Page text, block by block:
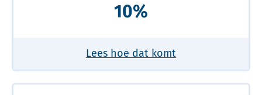
10%
Lees hoe dat komt